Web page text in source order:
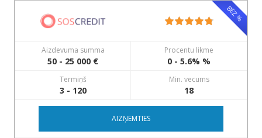
BEZ %
Aizdevuma summa
50 - 25 000 €
Procentu likme
0 - 5.6% %
Termiņš
3 - 120
Min. vecums
18
AIZŅEMTIES